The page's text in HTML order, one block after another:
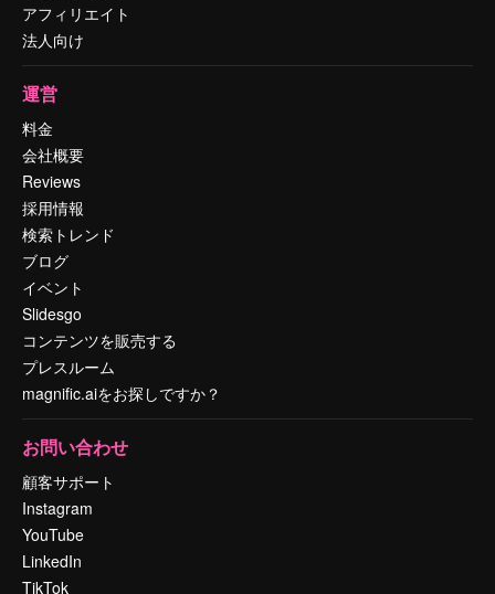
アフィリエイト
法人向け
運営
料金
会社概要
Reviews
採用情報
検索トレンド
ブログ
イベント
Slidesgo
コンテンツを販売する
プレスルーム
magnific.aiをお探しですか？
お問い合わせ
顧客サポート
Instagram
YouTube
LinkedIn
TikTok